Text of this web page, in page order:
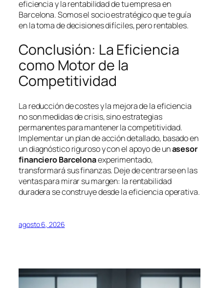
eficiencia y la rentabilidad de tu empresa en
Barcelona. Somos el socio estratégico que te guía
en la toma de decisiones difíciles, pero rentables.
Conclusión: La Eficiencia
como Motor de la
Competitividad
La reducción de costes y la mejora de la eficiencia
no son medidas de crisis, sino estrategias
permanentes para mantener la competitividad.
Implementar un plan de acción detallado, basado en
un diagnóstico riguroso y con el apoyo de unasesor
financiero Barcelonaexperimentado,
transformará sus finanzas. Deje de centrarse en las
ventas para mirar su margen: la rentabilidad
duradera se construye desde la eficiencia operativa.
agosto 6, 2026